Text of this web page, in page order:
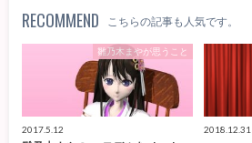
RECOMMEND こちらの記事も人気です。
雛乃木まやが思うこと
2017.5.12 2018.12.31